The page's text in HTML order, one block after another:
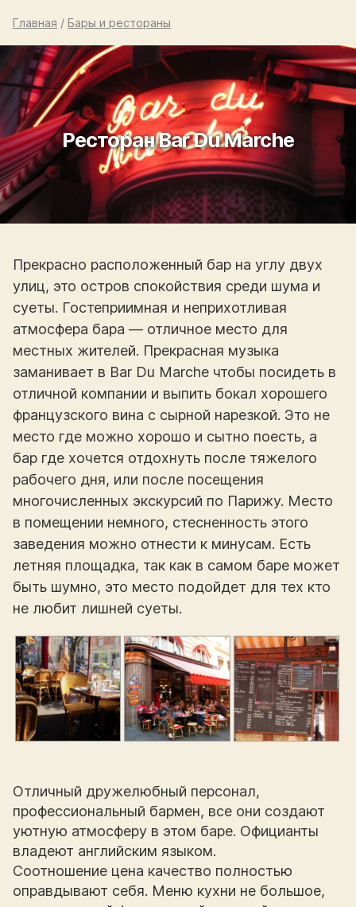
Главная / Бары и рестораны
Ресторан Bar Du Marche
Прекрасно расположенный бар на углу двух
улиц, это остров спокойствия среди шума и
суеты. Гостеприимная и неприхотливая
атмосфера бара — отличное место для
местных жителей. Прекрасная музыка
заманивает в Bar Du Marche чтобы посидеть в
отличной компании и выпить бокал хорошего
французского вина с сырной нарезкой. Это не
место где можно хорошо и сытно поесть, а
бар где хочется отдохнуть после тяжелого
рабочего дня, или после посещения
многочисленных экскурсий по Парижу. Место
в помещении немного, стесненность этого
заведения можно отнести к минусам. Есть
летняя площадка, так как в самом баре может
быть шумно, это место подойдет для тех кто
не любит лишней суеты.
Отличный дружелюбный персонал,
профессиональный бармен, все они создают
уютную атмосферу в этом баре. Официанты
владеют английским языком.
Соотношение цена качество полностью
оправдывают себя. Меню кухни не большое,